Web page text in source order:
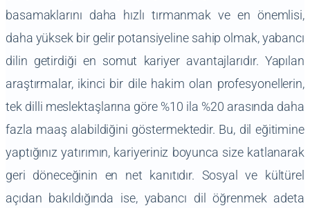
basamaklarını daha hızlı tırmanmak ve en önemlisi,
daha yüksek bir gelir potansiyeline sahip olmak, yabancı
dilin getirdiği en somut kariyer avantajlarıdır. Yapılan
araştırmalar, ikinci bir dile hakim olan profesyonellerin,
tek dilli meslektaşlarına göre %10 ila %20 arasında daha
fazla maaş alabildiğini göstermektedir. Bu, dil eğitimine
yaptığınız yatırımın, kariyeriniz boyunca size katlanarak
geri döneceğinin en net kanıtıdır. Sosyal ve kültürel
açıdan bakıldığında ise, yabancı dil öğrenmek adeta